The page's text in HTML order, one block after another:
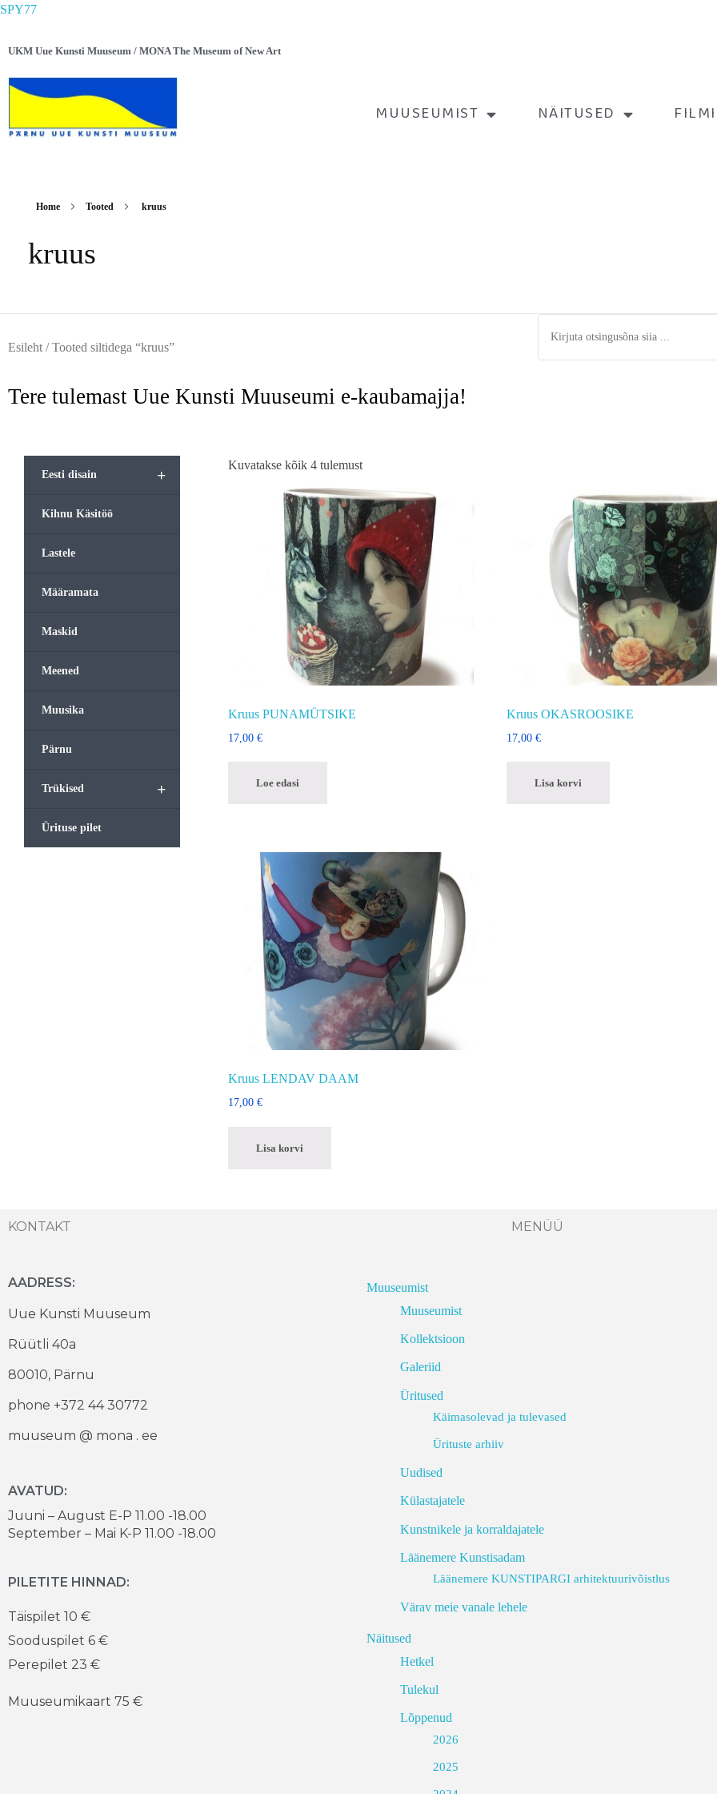
SPY77
UKM Uue Kunsti Muuseum / MONA The Museum of New Art
MUUSEUMIST NÄITUSED
Home Tooted kruus
kruus
Esileht / Tooted siltidega “kruus”
Tere tulemast Uue Kunsti Muuseumi e-kaubamajja!
+
Eesti disain
Kihnu Käsitöö
Lastele
Määramata
Maskid
Meened
Muusika
Pärnu
+
Trükised
Ürituse pilet
Kuvatakse kõik 4 tulemust
Kruus PUNAMÜTSIKE
17,00 €
Loe edasi
Kruus OKASROOSIKE
17,00 €
Lisa korvi
Kruus LENDAV DAAM
17,00 €
Lisa korvi
KONTAKT
AADRESS:
Uue Kunsti Muuseum
Rüütli 40a
80010, Pärnu
phone +372 44 30772
muuseum @ mona . ee
AVATUD:
Juuni – August E-P 11.00 -18.00
September – Mai K-P 11.00 -18.00
PILETITE HINNAD:
Täispilet 10 €
Sooduspilet 6 €
Perepilet 23 €
Muuseumikaart 75 €
MENÜÜ
Muuseumist
Muuseumist
Kollektsioon
Galeriid
Üritused
Käimasolevad ja tulevased
Ürituste arhiiv
Uudised
Külastajatele
Kunstnikele ja korraldajatele
Läänemere Kunstisadam
Läänemere KUNSTIPARGI arhitektuurivõistlus
Värav meie vanale lehele
Näitused
Hetkel
Tulekul
Lõppenud
2026
2025